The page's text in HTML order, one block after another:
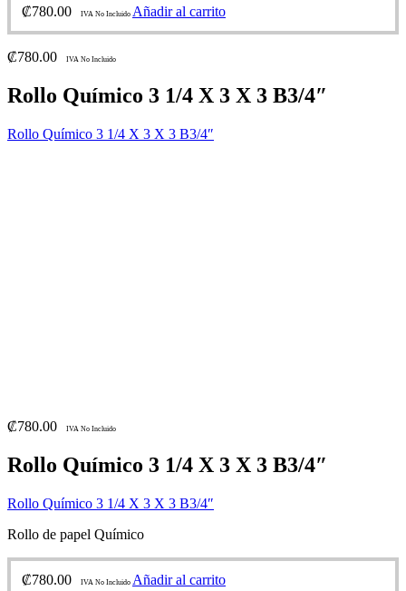
₡780.00 IVA No Incluido Añadir al carrito
₡780.00 IVA No Incluido
Rollo Químico 3 1/4 X 3 X 3 B3/4″
Rollo Químico 3 1/4 X 3 X 3 B3/4″
₡780.00 IVA No Incluido
Rollo Químico 3 1/4 X 3 X 3 B3/4″
Rollo Químico 3 1/4 X 3 X 3 B3/4″
Rollo de papel Químico
₡780.00 IVA No Incluido Añadir al carrito